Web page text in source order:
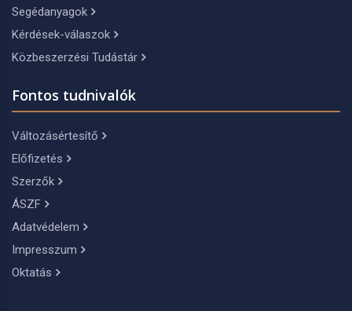
Segédanyagok
Kérdések-válaszok
Közbeszerzési Tudástár
Fontos tudnivalók
Változásértesítő
Előfizetés
Szerzők
ÁSZF
Adatvédelem
Impresszum
Oktatás